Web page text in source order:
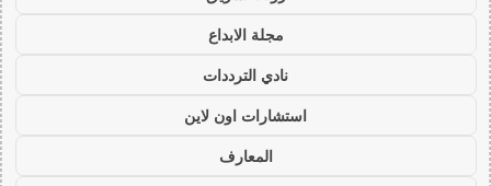
مجلة الابداع
نادي الترددات
استشارات اون لاين
المعارف